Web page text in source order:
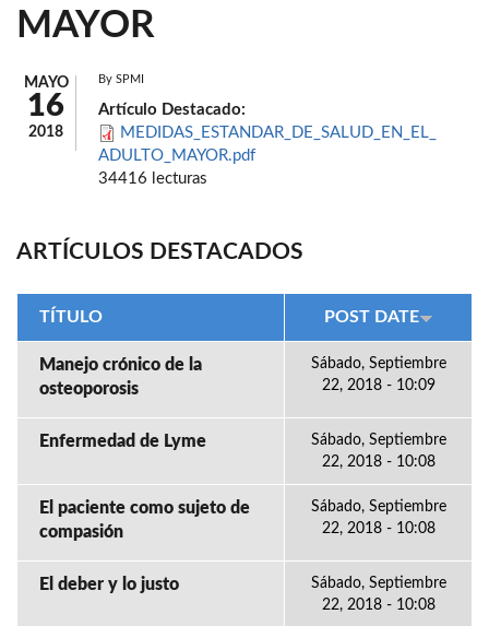
MAYOR
MAYO
16
2018
By SPMI
Artículo Destacado:
MEDIDAS_ESTANDAR_DE_SALUD_EN_EL_
ADULTO_MAYOR.pdf
34416 lecturas
ARTÍCULOS DESTACADOS
TÍTULO POST DATE
Manejo crónico de la
osteoporosis
Sábado, Septiembre
22, 2018 - 10:09
Enfermedad de Lyme
Sábado, Septiembre
22, 2018 - 10:08
El paciente como sujeto de
compasión
Sábado, Septiembre
22, 2018 - 10:08
El deber y lo justo
Sábado, Septiembre
22, 2018 - 10:08